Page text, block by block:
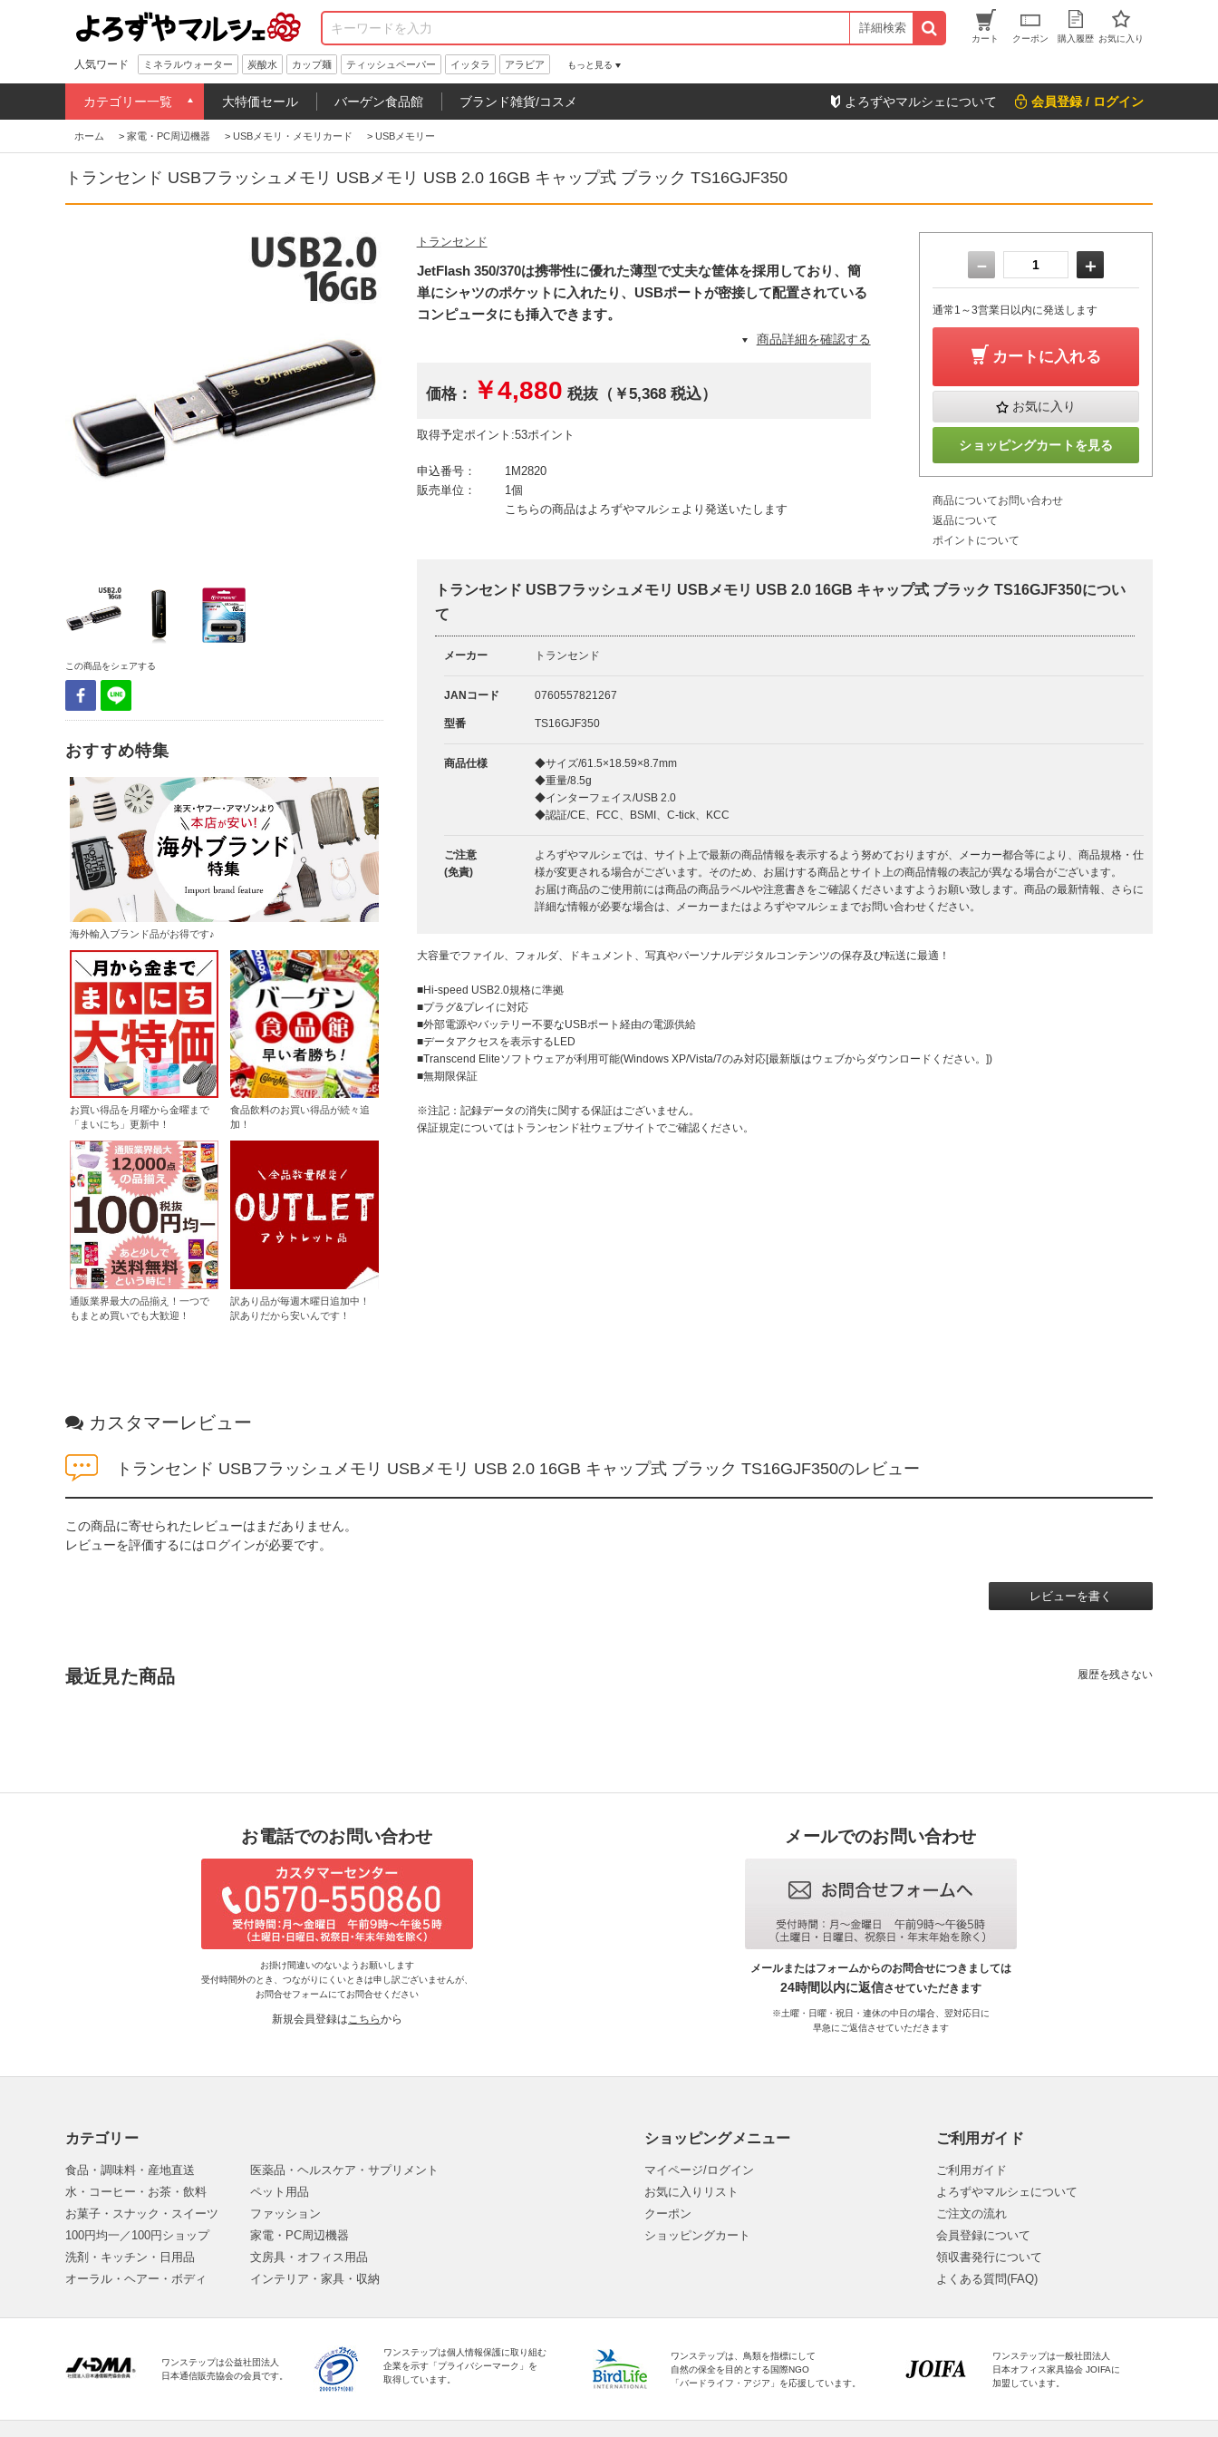
詳細検索
カート クーポン 購入履歴 お気に入り
人気ワード ミネラルウォーター 炭酸水 カップ麺 ティッシュペーパー イッタラ アラビア もっと見る
カテゴリー一覧 大特価セール バーゲン食品館 ブランド雑貨/コスメ よろずやマルシェについて 会員登録 / ログイン
ホーム > 家電・PC周辺機器 > USBメモリ・メモリカード > USBメモリー
トランセンド USBフラッシュメモリ USBメモリ USB 2.0 16GB キャップ式 ブラック TS16GJF350
この商品をシェアする
おすすめ特集
海外輸入ブランド品がお得です♪
お買い得品を月曜から金曜まで
「まいにち」更新中！
食品飲料のお買い得品が続々追
加！
通販業界最大の品揃え！一つで
もまとめ買いでも大歓迎！
訳あり品が毎週木曜日追加中！
訳ありだから安いんです！
トランセンド
JetFlash 350/370は携帯性に優れた薄型で丈夫な筐体を採用しており、簡
単にシャツのポケットに入れたり、USBポートが密接して配置されている
コンピュータにも挿入できます。
商品詳細を確認する
価格： ￥4,880 税抜（￥5,368 税込）
取得予定ポイント:53ポイント
申込番号：
1M2820
販売単位：
1個
こちらの商品はよろずやマルシェより発送いたします
－ ＋
通常1～3営業日以内に発送します
カートに入れる
お気に入り
ショッピングカートを見る
商品についてお問い合わせ
返品について
ポイントについて
トランセンド USBフラッシュメモリ USBメモリ USB 2.0 16GB キャップ式 ブラック TS16GJF350につい
て
メーカー トランセンド
JANコード 0760557821267
型番 TS16GJF350
商品仕様
◆サイズ/61.5×18.59×8.7mm
◆重量/8.5g
◆インターフェイス/USB 2.0
◆認証/CE、FCC、BSMI、C-tick、KCC
ご注意
(免責)
よろずやマルシェでは、サイト上で最新の商品情報を表示するよう努めておりますが、メーカー都合等により、商品規格・仕
様が変更される場合がございます。そのため、お届けする商品とサイト上の商品情報の表記が異なる場合がございます。
お届け商品のご使用前には商品の商品ラベルや注意書きをご確認くださいますようお願い致します。商品の最新情報、さらに
詳細な情報が必要な場合は、メーカーまたはよろずやマルシェまでお問い合わせください。
大容量でファイル、フォルダ、ドキュメント、写真やパーソナルデジタルコンテンツの保存及び転送に最適！
■Hi-speed USB2.0規格に準拠
■プラグ&プレイに対応
■外部電源やバッテリー不要なUSBポート経由の電源供給
■データアクセスを表示するLED
■Transcend Eliteソフトウェアが利用可能(Windows XP/Vista/7のみ対応[最新版はウェブからダウンロードください。])
■無期限保証
※注記：記録データの消失に関する保証はございません。
保証規定についてはトランセンド社ウェブサイトでご確認ください。
カスタマーレビュー
トランセンド USBフラッシュメモリ USBメモリ USB 2.0 16GB キャップ式 ブラック TS16GJF350のレビュー
この商品に寄せられたレビューはまだありません。
レビューを評価するにはログインが必要です。
レビューを書く
最近見た商品 履歴を残さない
お電話でのお問い合わせ
お掛け間違いのないようお願いします
受付時間外のとき、つながりにくいときは申し訳ございませんが、
お問合せフォームにてお問合せください
新規会員登録はこちらから
メールでのお問い合わせ
メールまたはフォームからのお問合せにつきましては
24時間以内に返信させていただきます
※土曜・日曜・祝日・連休の中日の場合、翌対応日に
早急にご返信させていただきます
カテゴリー
食品・調味料・産地直送
水・コーヒー・お茶・飲料
お菓子・スナック・スイーツ
100円均一／100円ショップ
洗剤・キッチン・日用品
オーラル・ヘアー・ボディ
医薬品・ヘルスケア・サプリメント
ペット用品
ファッション
家電・PC周辺機器
文房具・オフィス用品
インテリア・家具・収納
ショッピングメニュー
マイページ/ログイン
お気に入りリスト
クーポン
ショッピングカート
ご利用ガイド
ご利用ガイド
よろずやマルシェについて
ご注文の流れ
会員登録について
領収書発行について
よくある質問(FAQ)
ワンステップは公益社団法人
日本通信販売協会の会員です。
ワンステップは個人情報保護に取り組む
企業を示す「プライバシーマーク」を
取得しています。
ワンステップは、鳥類を指標にして
自然の保全を目的とする国際NGO
「バードライフ・アジア」を応援しています。
ワンステップは一般社団法人
日本オフィス家具協会 JOIFAに
加盟しています。